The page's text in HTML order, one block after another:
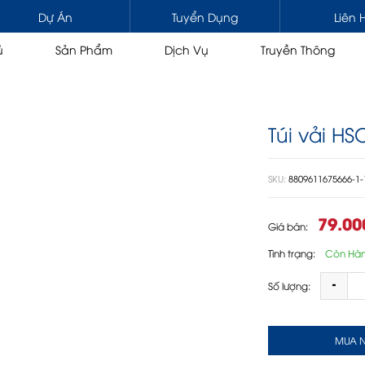
Dự Án Tuyển Dụng Liên
Sản Phẩm
Cẩu tự hành 1 cabin
Cẩu đa địa hình
Dịch Vụ Truyền Thông
Túi vải
SKU: 8809611675666-1-
Giá bán:
Tình trạng: Còn
Số lượng:
MUA